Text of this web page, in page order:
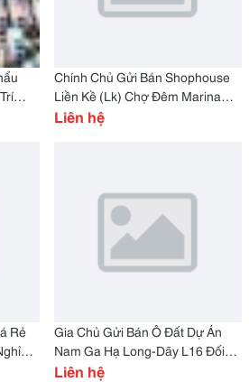
Chính Chủ Gửi Bán Shophouse
Liền Kề (Lk) Chợ Đêm Marina
(Marrina) Tại Khu Vực Cái Dăm /
Liên hệ
Rẻ
Gia Chủ Gửi Bán Ô Đất Dự Án
Nam Ga Hạ Long-Dãy L16 Đối
Diện Trường Mầm Non
Liên hệ